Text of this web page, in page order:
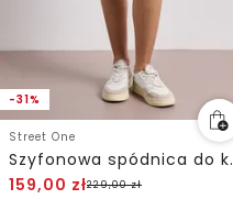
-31%
Street One
159,00 zł229,00zł